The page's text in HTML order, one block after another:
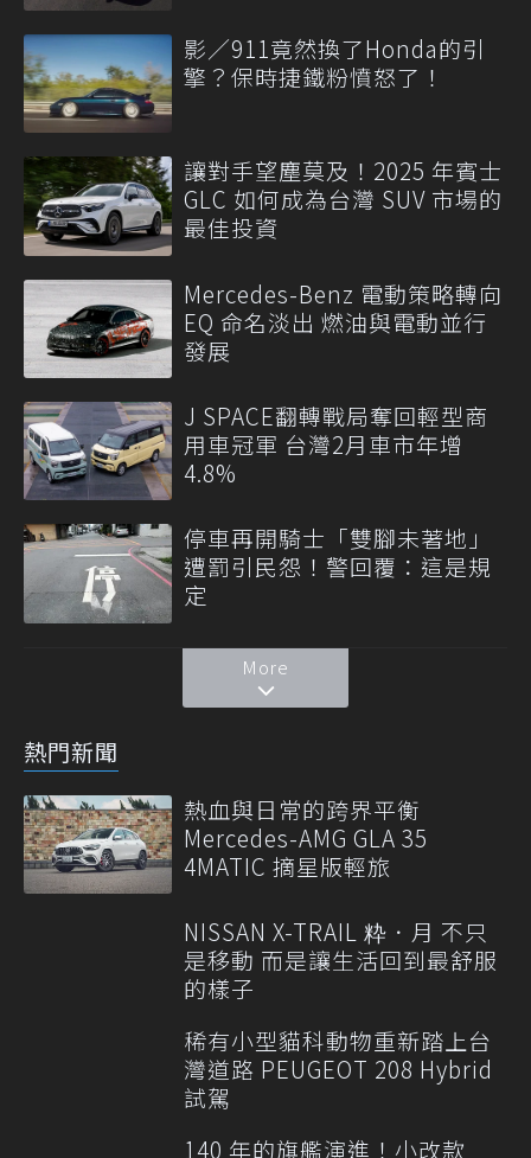
影／911竟然換了Honda的引
擎？保時捷鐵粉憤怒了！
讓對手望塵莫及！2025 年賓士
GLC 如何成為台灣 SUV 市場的
最佳投資
Mercedes-Benz 電動策略轉向
EQ 命名淡出 燃油與電動並行
發展
J SPACE翻轉戰局奪回輕型商
用車冠軍 台灣2月車市年增
4.8%
停車再開騎士「雙腳未著地」
遭罰引民怨！警回覆：這是規
定
More
熱門新聞
熱血與日常的跨界平衡
Mercedes-AMG GLA 35
4MATIC 摘星版輕旅
NISSAN X-TRAIL 粋．月 不只
是移動 而是讓生活回到最舒服
的樣子
稀有小型貓科動物重新踏上台
灣道路 PEUGEOT 208 Hybrid
試駕
140 年的旗艦演進！小改款